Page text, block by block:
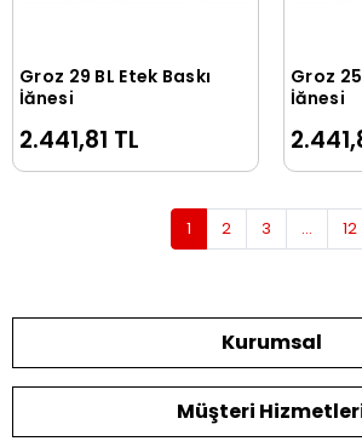
Sepete Ekle
Groz 29 BL Etek Baskı
İğnesi
2.441,81 TL
Groz
İğnesi
1 2 3 ... 12
Kurumsal
Müşteri